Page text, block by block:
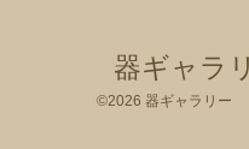
器ギャラ
©2026 器ギャラリー